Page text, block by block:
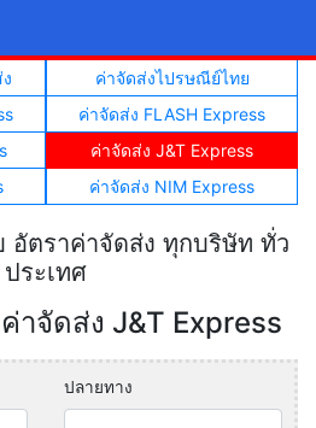
ค่าจัดส่งไปรษณีย์ไทย
ค่าจัดส่ง FLASH Express
ค่าจัดส่ง J&T Express
ค่าจัดส่ง NIM Express
อัตราค่าจัดส่ง ทุกบริษัท ทั่ว
ประเทศ
าจัดส่ง J&T Express
ปลายทาง